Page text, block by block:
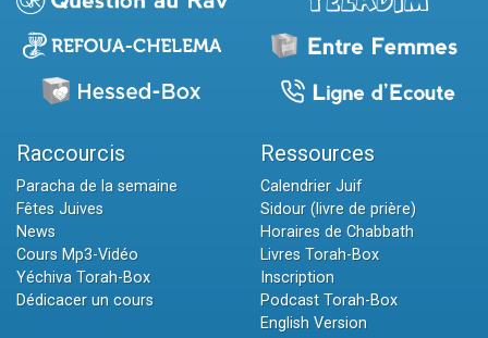
Raccourcis
Paracha de la semaine
Fêtes Juives
News
Cours Mp3-Vidéo
Yéchiva Torah-Box
Dédicacer un cours
Ressources
Calendrier Juif
Sidour (livre de prière)
Horaires de Chabbath
Livres Torah-Box
Inscription
Podcast Torah-Box
English Version